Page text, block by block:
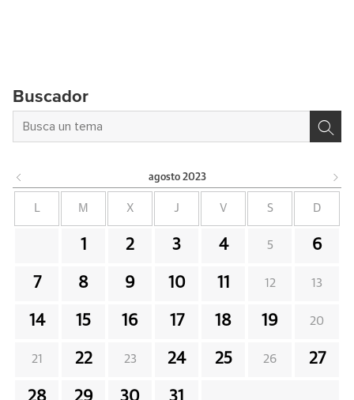
Buscador
agosto 2023
L M X J V S D
1 2 3 4 5 6
7 8 9 10 11 12 13
14 15 16 17 18 19 20
21 22 23 24 25 26 27
28 29 30 31